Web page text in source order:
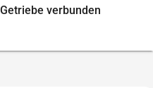
verbunden